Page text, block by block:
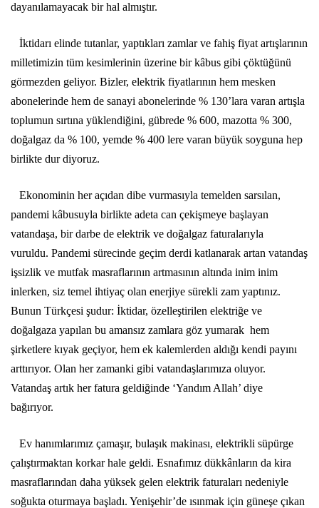
dayanılamayacak bir hal almıştır.
İktidarı elinde tutanlar, yaptıkları zamlar ve fahiş fiyat artışlarının
milletimizin tüm kesimlerinin üzerine bir kâbus gibi çöktüğünü
görmezden geliyor. Bizler, elektrik fiyatlarının hem mesken
abonelerinde hem de sanayi abonelerinde % 130’lara varan artışla
toplumun sırtına yüklendiğini, gübrede % 600, mazotta % 300,
doğalgaz da % 100, yemde % 400 lere varan büyük soyguna hep
birlikte dur diyoruz.
Ekonominin her açıdan dibe vurmasıyla temelden sarsılan,
pandemi kâbusuyla birlikte adeta can çekişmeye başlayan
vatandaşa, bir darbe de elektrik ve doğalgaz faturalarıyla
vuruldu. Pandemi sürecinde geçim derdi katlanarak artan vatandaş
işsizlik ve mutfak masraflarının artmasının altında inim inim
inlerken, siz temel ihtiyaç olan enerjiye sürekli zam yaptınız.
Bunun Türkçesi şudur: İktidar, özelleştirilen elektriğe ve
doğalgaza yapılan bu amansız zamlara göz yumarak hem
şirketlere kıyak geçiyor, hem ek kalemlerden aldığı kendi payını
arttırıyor. Olan her zamanki gibi vatandaşlarımıza oluyor.
Vatandaş artık her fatura geldiğinde ‘Yandım Allah’ diye
bağırıyor.
Ev hanımlarımız çamaşır, bulaşık makinası, elektrikli süpürge
çalıştırmaktan korkar hale geldi. Esnafımız dükkânların da kira
masraflarından daha yüksek gelen elektrik faturaları nedeniyle
soğukta oturmaya başladı. Yenişehir’de ısınmak için güneşe çıkan